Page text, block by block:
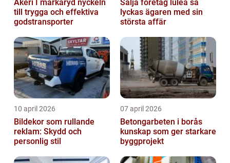
Åkeri I markaryd nyckeln
till trygga och effektiva
godstransporter
Sälja företag luleå så
lyckas ägaren med sin
största affär
10 april 2026
Bildekor som rullande
reklam: Skydd och
personlig stil
07 april 2026
Betongarbeten i borås
kunskap som ger starkare
byggprojekt